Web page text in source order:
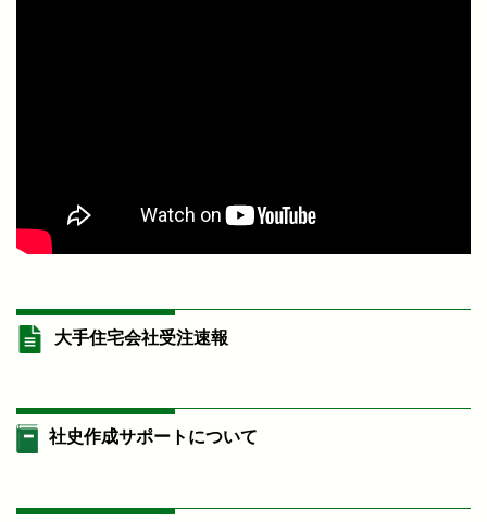
大手住宅会社受注速報
社史作成サポートについて